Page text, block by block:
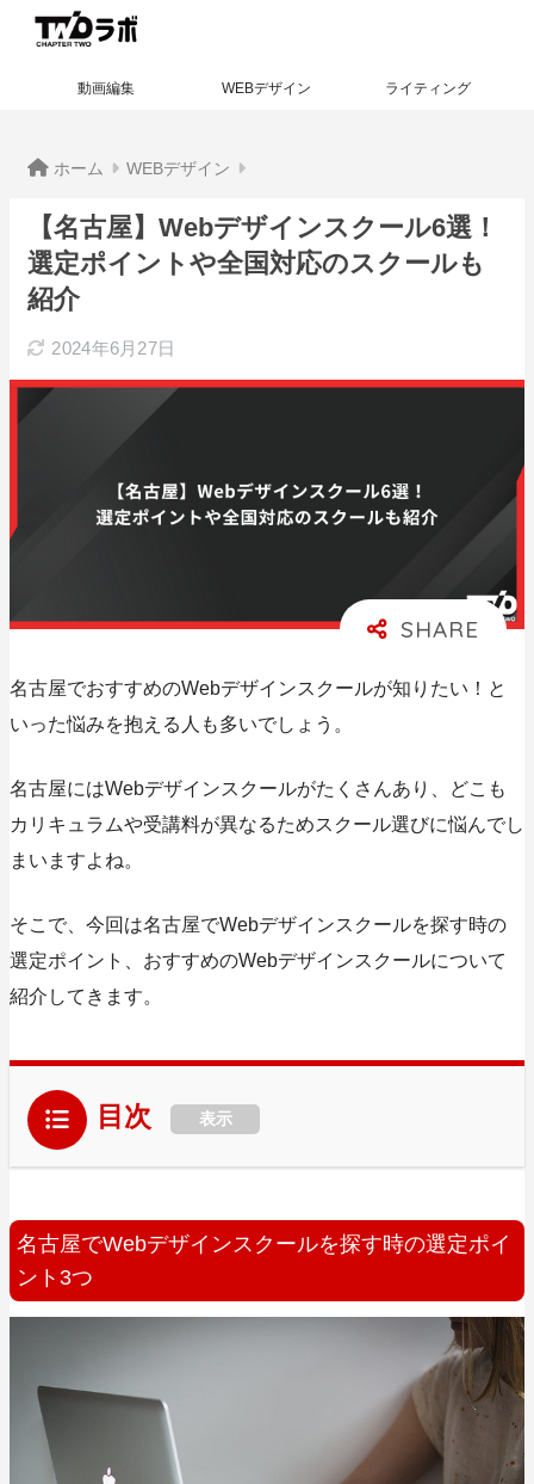
動画編集 WEBデザイン ライティング
ホーム WEBデザイン
【名古屋】Webデザインスクール6選！
選定ポイントや全国対応のスクールも
紹介
2024年6月27日
名古屋でおすすめのWebデザインスクールが知りたい！と
いった悩みを抱える人も多いでしょう。
名古屋にはWebデザインスクールがたくさんあり、どこも
カリキュラムや受講料が異なるためスクール選びに悩んでし
まいますよね。
そこで、今回は名古屋でWebデザインスクールを探す時の
選定ポイント、おすすめのWebデザインスクールについて
紹介してきます。
目次 表示
名古屋でWebデザインスクールを探す時の選定ポイ
ント3つ